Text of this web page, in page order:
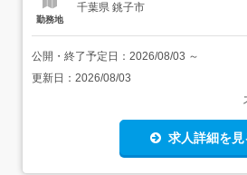
勤務地
千葉県 銚子市
公開・終了予定日： 2026/08/03 ～
更新日： 2026/08/03
求人詳細を見